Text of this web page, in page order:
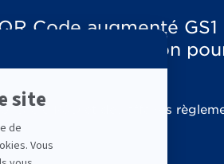
Code augmenté
Il est la solution
Sengelin
R&D et des affaires